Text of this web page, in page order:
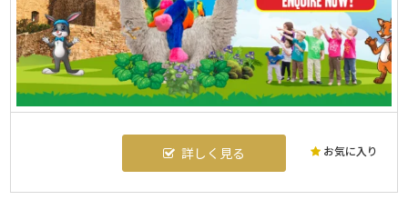
お気に入り
詳しく見る